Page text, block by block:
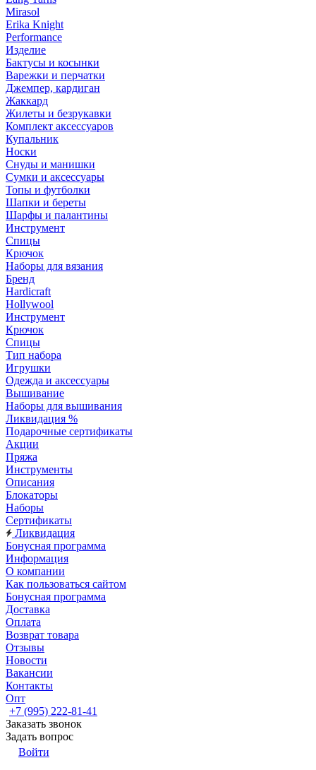
Mirasol
Erika Knight
Performance
Изделие
Бактусы и косынки
Варежки и перчатки
Джемпер, кардиган
Жаккард
Жилеты и безрукавки
Комплект аксессуаров
Купальник
Носки
Снуды и манишки
Сумки и аксессуары
Топы и футболки
Шапки и береты
Шарфы и палантины
Инструмент
Спицы
Крючок
Наборы для вязания
Бренд
Hardicraft
Hollywool
Инструмент
Крючок
Спицы
Тип набора
Игрушки
Одежда и аксессуары
Вышивание
Наборы для вышивания
Ликвидация %
Подарочные сертификаты
Акции
Пряжа
Инструменты
Описания
Блокаторы
Наборы
Сертификаты
Ликвидация
Бонусная программа
Информация
О компании
Как пользоваться сайтом
Бонусная программа
Доставка
Оплата
Возврат товара
Отзывы
Новости
Вакансии
Контакты
Опт
+7 (995) 222-81-41
Заказать звонок
Задать вопрос
Войти